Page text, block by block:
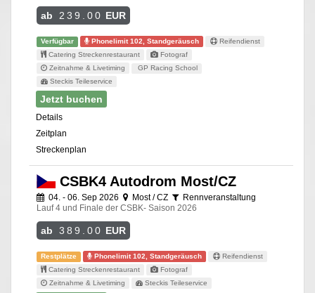
ab 239.00 EUR
Verfügbar Phonelimit 102, Standgeräusch
Reifendienst
Catering Streckenrestaurant
Fotograf
Zeitnahme & Livetiming
GP Racing School
Steckis Teileservice
Jetzt buchen
Details
Zeitplan
Streckenplan
CSBK4 Autodrom Most/CZ
04. - 06. Sep 2026 Most / CZ
Rennveranstaltung
Lauf 4 und Finale der CSBK- Saison 2026
ab 389.00 EUR
Restplätze Phonelimit 102, Standgeräusch
Reifendienst
Catering Streckenrestaurant
Fotograf
Zeitnahme & Livetiming
Steckis Teileservice